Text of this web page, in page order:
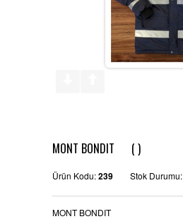
BELGELERIMIZ
REFERANSLAR
İLETİŞİM
MONT BONDIT ( )
Ürün Kodu:239 Stok Durumu:
MONT BONDIT